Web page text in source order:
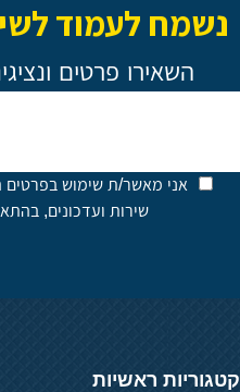
נשמח לעמוד
השאירו פרטים
אני מאשר/ת שימוש בפרטים
שירות ועדכונים,
קטגוריות ראשיות